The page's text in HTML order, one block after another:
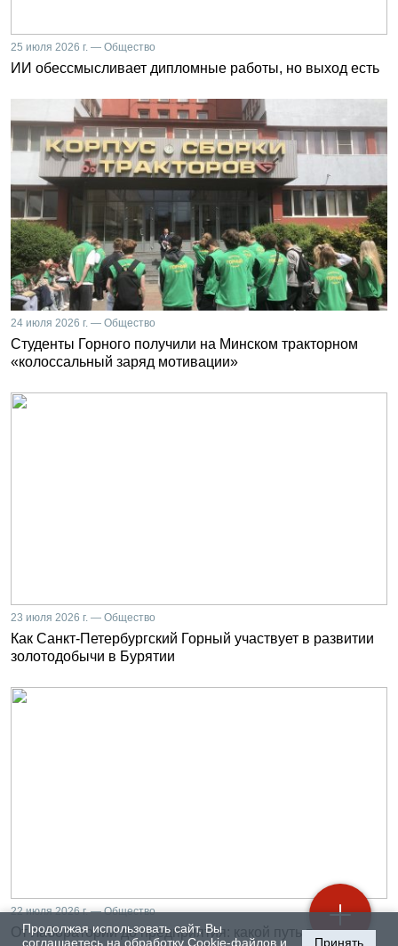
Продолжая использовать сайт, Вы
соглашаетесь на обработку Cookie-файлов и
Принять
25 июля 2026 г. — Общество
ИИ обессмысливает дипломные работы, но выход есть
24 июля 2026 г. — Общество
Студенты Горного получили на Минском тракторном
«колоссальный заряд мотивации»
23 июля 2026 г. — Общество
Как Санкт-Петербургский Горный участвует в развитии
золотодобычи в Бурятии
22 июля 2026 г. — Общество
От лаборатории до предприятия: какой путь проходят